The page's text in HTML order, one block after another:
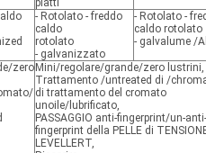
piatti
- Rotolato - freddo
caldo
rotolato
- galvanizzato
- Rotolato -
caldo rotolato
- galvalume /
zero Mini/regolare/grande/zero lustrini,
Trattamento /untreated di /
di trattamento del cromato
unoile/lubrificato,
PASSAGGIO anti-fingerprint/un-anti-
fingerprint della PELLE di
LEVELLERT,